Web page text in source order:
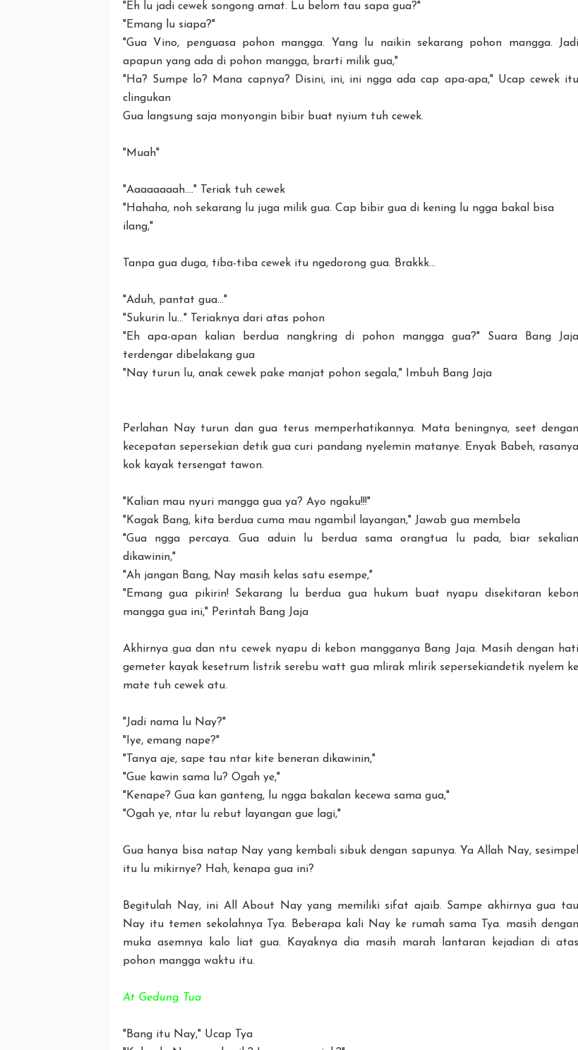
"Eh lu jadi cewek songong amat. Lu belom tau sapa gua?"
"Emang lu siapa?"
"Gua Vino, penguasa pohon mangga. Yang lu naikin sekarang pohon mangga. Jadi
apapun yang ada di pohon mangga, brarti milik gua,"
"Ha? Sumpe lo? Mana capnya? Disini, ini, ini ngga ada cap apa-apa," Ucap cewek itu
clingukan
Gua langsung saja monyongin bibir buat nyium tuh cewek.
"Muah"
"Aaaaaaaah...." Teriak tuh cewek
"Hahaha, noh sekarang lu juga milik gua. Cap bibir gua di kening lu ngga bakal bisa
ilang,"
Tanpa gua duga, tiba-tiba cewek itu ngedorong gua. Brakkk...
"Aduh, pantat gua..."
"Sukurin lu..." Teriaknya dari atas pohon
"Eh apa-apan kalian berdua nangkring di pohon mangga gua?" Suara Bang Jaja
terdengar dibelakang gua
"Nay turun lu, anak cewek pake manjat pohon segala," Imbuh Bang Jaja
Perlahan Nay turun dan gua terus memperhatikannya. Mata beningnya, seet dengan
kecepatan sepersekian detik gua curi pandang nyelemin matanye. Enyak Babeh, rasanya
kok kayak tersengat tawon.
"Kalian mau nyuri mangga gua ya? Ayo ngaku!!!"
"Kagak Bang, kita berdua cuma mau ngambil layangan," Jawab gua membela
"Gua ngga percaya. Gua aduin lu berdua sama orangtua lu pada, biar sekalian
dikawinin,"
"Ah jangan Bang, Nay masih kelas satu esempe,"
"Emang gua pikirin! Sekarang lu berdua gua hukum buat nyapu disekitaran kebon
mangga gua ini," Perintah Bang Jaja
Akhirnya gua dan ntu cewek nyapu di kebon mangganya Bang Jaja. Masih dengan hati
gemeter kayak kesetrum listrik serebu watt gua mlirak mlirik sepersekiandetik nyelem ke
mate tuh cewek atu.
"Jadi nama lu Nay?"
"Iye, emang nape?"
"Tanya aje, sape tau ntar kite beneran dikawinin,"
"Gue kawin sama lu? Ogah ye,"
"Kenape? Gua kan ganteng, lu ngga bakalan kecewa sama gua,"
"Ogah ye, ntar lu rebut layangan gue lagi,"
Gua hanya bisa natap Nay yang kembali sibuk dengan sapunya. Ya Allah Nay, sesimpel
itu lu mikirnye? Hah, kenapa gua ini?
Begitulah Nay, ini All About Nay yang memiliki sifat ajaib. Sampe akhirnya gua tau
Nay itu temen sekolahnya Tya. Beberapa kali Nay ke rumah sama Tya. masih dengan
muka asemnya kalo liat gua. Kayaknya dia masih marah lantaran kejadian di atas
pohon mangga waktu itu.
At Gedung Tua
"Bang itu Nay," Ucap Tya